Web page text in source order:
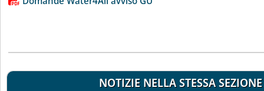
NOTIZIE NELLA STESSA SEZIONE